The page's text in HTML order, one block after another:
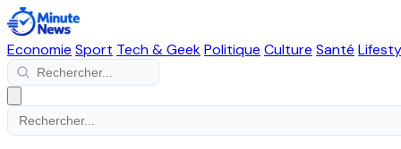
Economie Sport Tech & GeekPolitique Culture Santé